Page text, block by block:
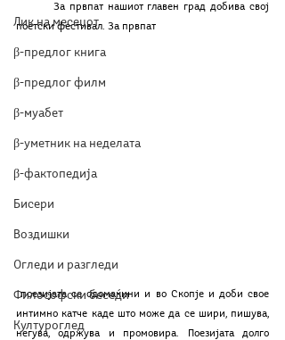
Лик на месецот
β-предлог книга
β-предлог филм
β-муабет
β-уметник на неделата
β-фактопедија
Бисери
Воздишки
Огледи и разгледи
Философски беседи
Културоглед
поетски фестивал. За првпат
поезијата се одомаќини и во Скопје и доби свое
интимно катче каде што може да се шири, пишува,
негува, одржува и промовира. Поезијата долго